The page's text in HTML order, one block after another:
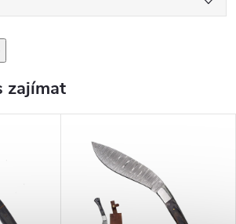
zajímat